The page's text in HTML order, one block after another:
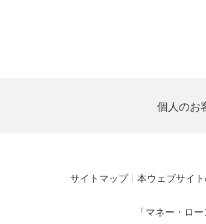
個人のお
サイトマップ 本ウェブサイ
「マネー・ロ